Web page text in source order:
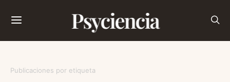
Psyciencia
Publicaciones por etiqueta